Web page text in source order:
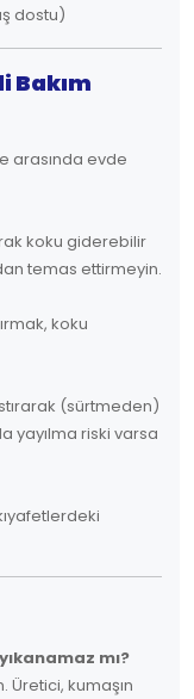
dostu)
Bakım
arasında evde
koku giderebilir
temas ettirmeyin.
koku
(sürtmeden)
yayılma riski varsa
mı?
Üretici, kumaşın